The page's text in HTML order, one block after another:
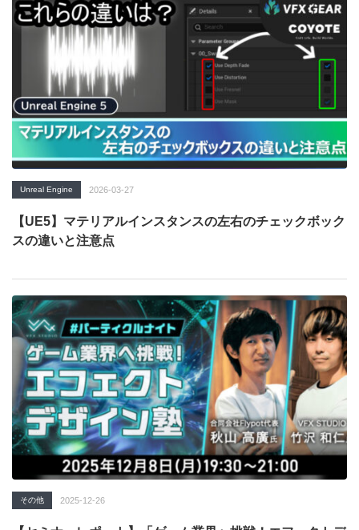
Unreal Engine 2026-03-27
【UE5】マテリアルインスタンスの左右のチェックボック
スの違いと注意点
その他 2025-12-26